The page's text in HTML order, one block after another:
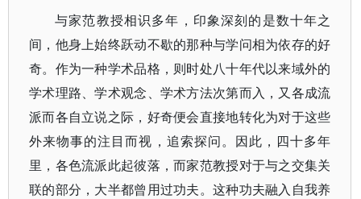
与家范教授相识多年，印象深刻的是数十年之
间，他身上始终跃动不歇的那种与学问相为依存的好
奇。作为一种学术品格，则时处八十年代以来域外的
学术理路、学术观念、学术方法次第而入，又各成流
派而各自立说之际，好奇便会直接地转化为对于这些
外来物事的注目而视，追索探问。因此，四十多年
里，各色流派此起彼落，而家范教授对于与之交集关
联的部分，大半都曾用过功夫。这种功夫融入自我养